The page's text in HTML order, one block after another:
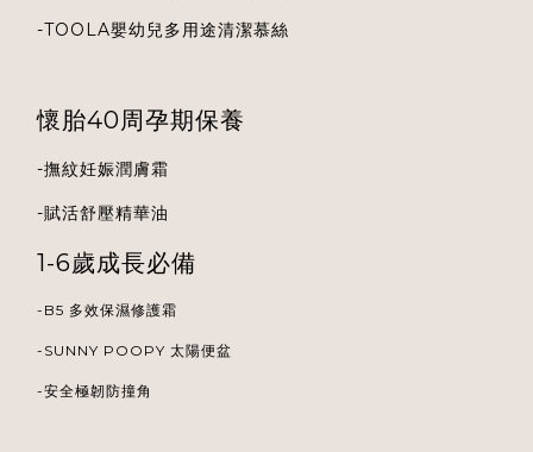
-TOOLA嬰幼兒多用途清潔慕絲
懷胎40周孕期保養
-撫紋妊娠潤膚霜
-賦活舒壓精華油
1-6歲成長必備
-B5 多效保濕修護霜
- SUNNY POOPY 太陽便盆
-安全極韌防撞角